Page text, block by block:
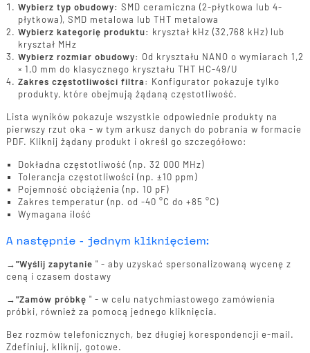
Wybierz typ obudowy: SMD ceramiczna (2-płytkowa lub 4-
płytkowa), SMD metalowa lub THT metalowa
Wybierz kategorię produktu: kryształ kHz (32,768 kHz) lub
kryształ MHz
Wybierz rozmiar obudowy: Od kryształu NANO o wymiarach 1,2
× 1,0 mm do klasycznego kryształu THT HC-49/U
Zakres częstotliwości filtra: Konfigurator pokazuje tylko
produkty, które obejmują żądaną częstotliwość.
Lista wyników pokazuje wszystkie odpowiednie produkty na
pierwszy rzut oka - w tym arkusz danych do pobrania w formacie
PDF. Kliknij żądany produkt i określ go szczegółowo:
Dokładna częstotliwość (np. 32 000 MHz)
Tolerancja częstotliwości (np. ±10 ppm)
Pojemność obciążenia (np. 10 pF)
Zakres temperatur (np. od -40 °C do +85 °C)
Wymagana ilość
A następnie - jednym kliknięciem:
→"Wyślij zapytanie " - aby uzyskać spersonalizowaną wycenę z
ceną i czasem dostawy
→"Zamów próbkę " - w celu natychmiastowego zamówienia
próbki, również za pomocą jednego kliknięcia.
Bez rozmów telefonicznych, bez długiej korespondencji e-mail.
Zdefiniuj, kliknij, gotowe.